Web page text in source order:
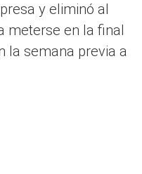
y eliminó al
meterse en la final
la semana previa a